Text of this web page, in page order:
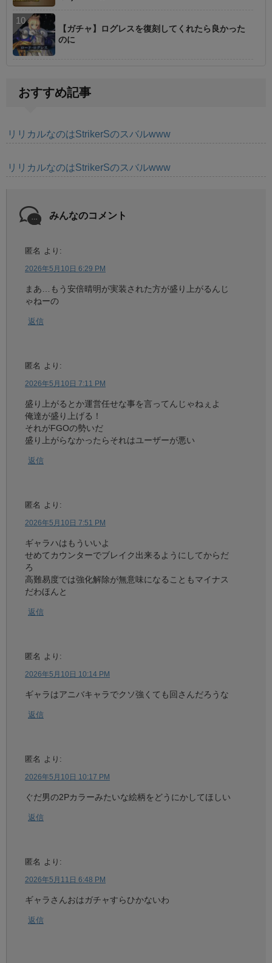
【ガチャ】ログレスを復刻してくれたら良かった
のに
おすすめ記事
リリカルなのはStrikerSのスバルwww
リリカルなのはStrikerSのスバルwww
みんなのコメント
匿名 より:
2026年5月10日 6:29 PM
まあ…もう安倍晴明が実装された方が盛り上がるんじ
ゃねーの
返信
匿名 より:
2026年5月10日 7:11 PM
盛り上がるとか運営任せな事を言ってんじゃねぇよ
俺達が盛り上げる！
それがFGOの勢いだ
盛り上がらなかったらそれはユーザーが悪い
返信
匿名 より:
2026年5月10日 7:51 PM
ギャラハはもういいよ
せめてカウンターでブレイク出来るようにしてからだ
ろ
高難易度では強化解除が無意味になることもマイナス
だわほんと
返信
匿名 より:
2026年5月10日 10:14 PM
ギャラはアニバキャラでクソ強くても回さんだろうな
返信
匿名 より:
2026年5月10日 10:17 PM
ぐだ男の2Pカラーみたいな絵柄をどうにかしてほしい
返信
匿名 より:
2026年5月11日 6:48 PM
ギャラさんおはガチャすらひかないわ
返信